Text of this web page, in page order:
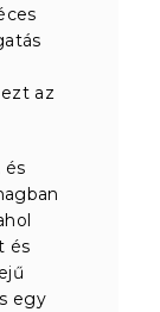
az
és
és
egy